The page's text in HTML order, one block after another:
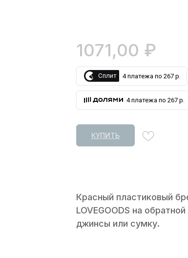
1071,00 ₽
Сплит 4 платежа по 267 р.
4 платежа по 267 р.
КУПИТЬ
Красный пластиковый
LOVEGOODS на
джинсы или сумку.